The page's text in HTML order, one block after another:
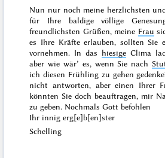
Nun nur noch meine herzlichsten
für Ihre baldige völlige
freundlichsten Grüßen, meine Frau
es Ihre Kräfte erlauben, sollten Sie
vornehmen. In das hiesige Clima
aber wie wär’ es, wenn Sie nach
ich diesen Frühlingzu gehen
nicht antworten, aber einen Ihrer
könnten Sie doch beauftragen, mir
zu geben. Nochmals Gott befohlen
Ihr innig erg[e]b[en]ster
Schelling